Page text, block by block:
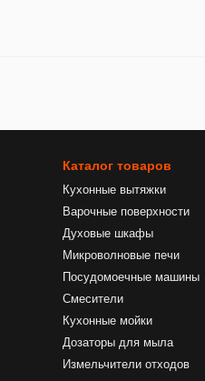
Каталог товаров
Кухонные вытяжки
Варочные поверхности
Духовые шкафы
Микроволновые печи
Посудомоечные машины
Смесители
Кухонные мойки
Дозаторы для мыла
Измельчители отходов